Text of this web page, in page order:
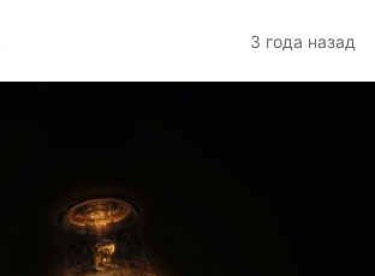
3 года назад